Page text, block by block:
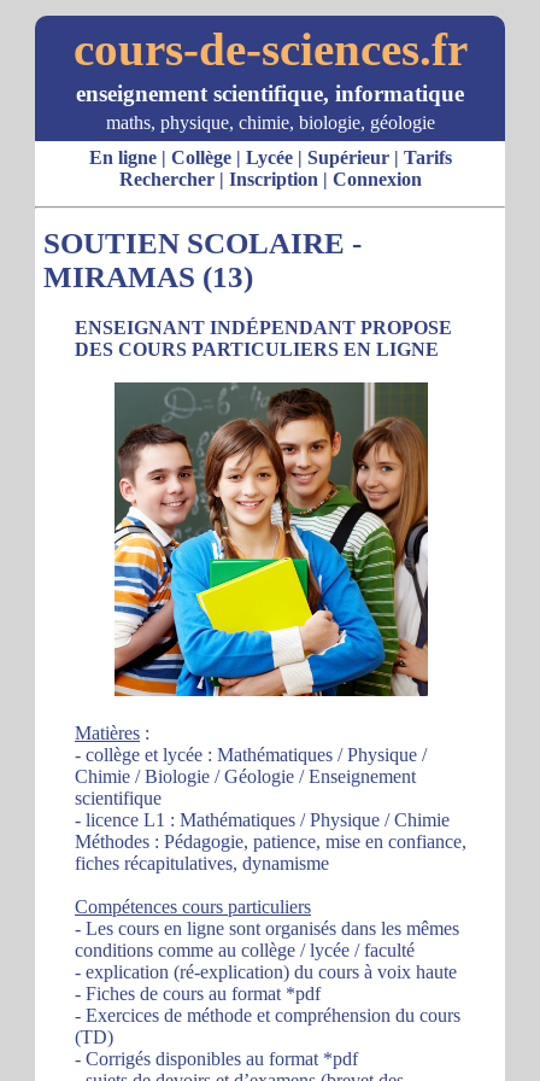
cours-de-sciences.fr
enseignement scientifique, informatique
maths, physique, chimie, biologie, géologie
En ligne| Collège| Lycée| Supérieur| Tarifs
Rechercher| Inscription | Connexion
SOUTIEN SCOLAIRE -
MIRAMAS (13)
ENSEIGNANT INDÉPENDANT PROPOSE
DES COURS PARTICULIERS EN LIGNE
Matières :
- collège et lycée : Mathématiques / Physique /
Chimie / Biologie / Géologie / Enseignement
scientifique
- licence L1 : Mathématiques / Physique / Chimie
Méthodes : Pédagogie, patience, mise en confiance,
fiches récapitulatives, dynamisme
Compétences cours particuliers
- Les cours en ligne sont organisés dans les mêmes
conditions comme au collège / lycée / faculté
- explication (ré-explication) du cours à voix haute
- Fiches de cours au format *pdf
- Exercices de méthode et compréhension du cours
(TD)
- Corrigés disponibles au format *pdf